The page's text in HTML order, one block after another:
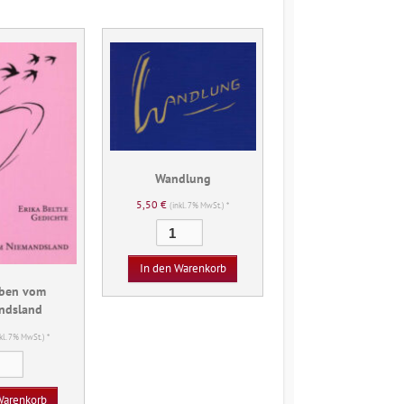
vom
7% MwSt.) *
vom
Niemandsland
Wandlung
5,50€ (inkl. 7% MwSt.) *
Menge
In den Warenkorb